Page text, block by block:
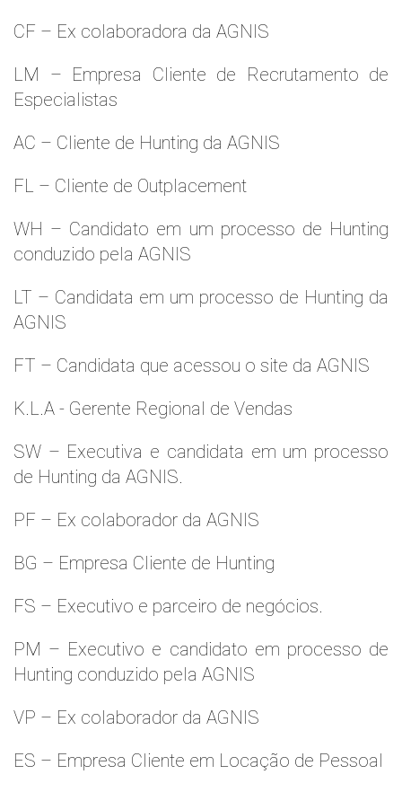
CF – Ex colaboradora da AGNIS
LM – Empresa Cliente de Recrutamento de
Especialistas
AC – Cliente de Hunting da AGNIS
FL – Cliente de Outplacement
WH – Candidato em um processo de Hunting
conduzido pela AGNIS
LT – Candidata em um processo de Hunting da
AGNIS
FT – Candidata que acessou o site da AGNIS
K.L.A - Gerente Regional de Vendas
SW – Executiva e candidata em um processo
de Hunting da AGNIS.
PF – Ex colaborador da AGNIS
BG – Empresa Cliente de Hunting
FS – Executivo e parceiro de negócios.
PM – Executivo e candidato em processo de
Hunting conduzido pela AGNIS
VP – Ex colaborador da AGNIS
ES – Empresa Cliente em Locação de Pessoal